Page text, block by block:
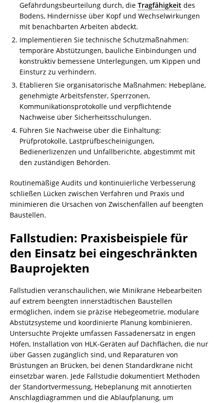
Gefährdungsbeurteilung durch, die Tragfähigkeit des
Bodens, Hindernisse über Kopf und Wechselwirkungen
mit benachbarten Arbeiten abdeckt.
Implementieren Sie technische Schutzmaßnahmen:
temporäre Abstützungen, bauliche Einbindungen und
konstruktiv bemessene Unterlegungen, um Kippen und
Einsturz zu verhindern.
Etablieren Sie organisatorische Maßnahmen: Hebepläne,
genehmigte Arbeitsfenster, Sperrzonen,
Kommunikationsprotokolle und verpflichtende
Nachweise über Sicherheitsschulungen.
Führen Sie Nachweise über die Einhaltung:
Prüfprotokolle, Lastprüfbescheinigungen,
Bedienerlizenzen und Unfallberichte, abgestimmt mit
den zuständigen Behörden.
Routinemäßige Audits und kontinuierliche Verbesserung
schließen Lücken zwischen Verfahren und Praxis und
minimieren die Ursachen von Zwischenfällen auf beengten
Baustellen.
Fallstudien: Praxisbeispiele für
den Einsatz bei eingeschränkten
Bauprojekten
Fallstudien veranschaulichen, wie Minikrane Hebearbeiten
auf extrem beengten innerstädtischen Baustellen
ermöglichen, indem sie präzise Hebegeometrie, modulare
Abstützsysteme und koordinierte Planung kombinieren.
Untersuchte Projekte umfassen Fassadenersatz in engen
Höfen, Installation von HLK-Geräten auf Dachflächen, die nur
über Gassen zugänglich sind, und Reparaturen von
Brüstungen an Brücken, bei denen Standardkrane nicht
einsetzbar waren. Jede Fallstudie dokumentiert Methoden
der Standortvermessung, Hebeplanung mit annotierten
Anschlagdiagrammen und die Ablaufplanung, um